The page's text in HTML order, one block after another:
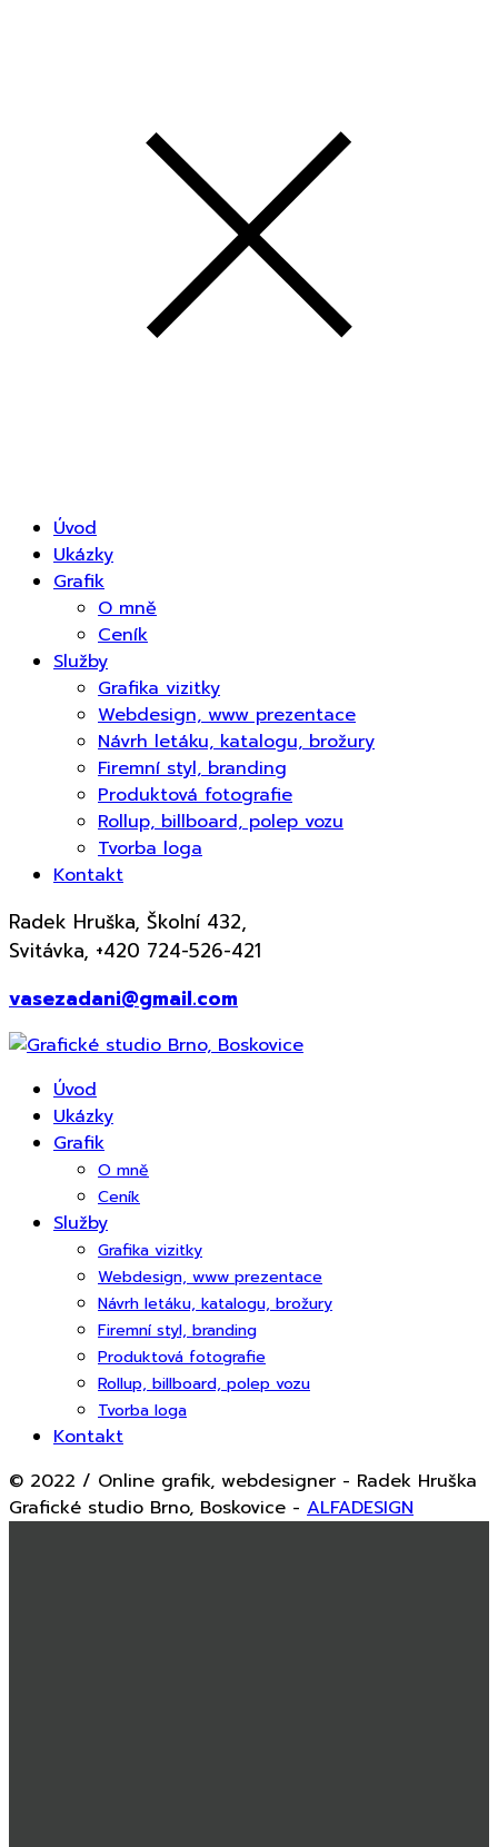
Úvod
Ukázky
Grafik
O mně
Ceník
Služby
Grafika vizitky
Webdesign, www prezentace
Návrh letáku, katalogu, brožury
Firemní styl, branding
Produktová fotografie
Rollup, billboard, polep vozu
Tvorba loga
Kontakt
Radek Hruška, Školní 432,
Svitávka, +420 724-526-421
vasezadani@gmail.com
Úvod
Ukázky
Grafik
O mně
Ceník
Služby
Grafika vizitky
Webdesign, www prezentace
Návrh letáku, katalogu, brožury
Firemní styl, branding
Produktová fotografie
Rollup, billboard, polep vozu
Tvorba loga
Kontakt
© 2022 / Online grafik, webdesigner - Radek Hruška
Grafické studio Brno, Boskovice - ALFADESIGN